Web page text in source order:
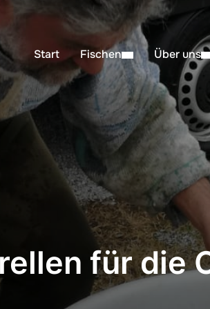
Start Fischen Über uns
für die